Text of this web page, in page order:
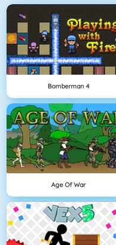
Bomberman 4
Age Of War